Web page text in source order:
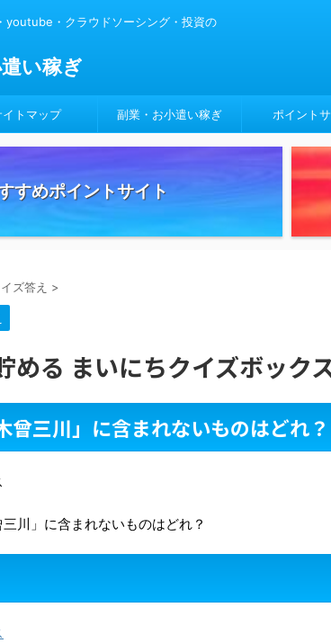
youtube・クラウドソーシング・投資の
い稼ぎ
イトマップ 副業・お小遣い稼ぎ ポイント
すめポイントサイト
ズ答え >
める まいにちクイズボック
曾三川」に含まれないものはどれ？
川」に含まれないものはどれ？